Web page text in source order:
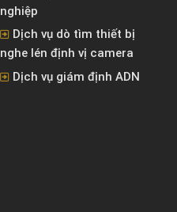
nghiệp
Dịch vụ dò tìm thiết bị
nghe lén định vị camera
Dịch vụ giám định ADN